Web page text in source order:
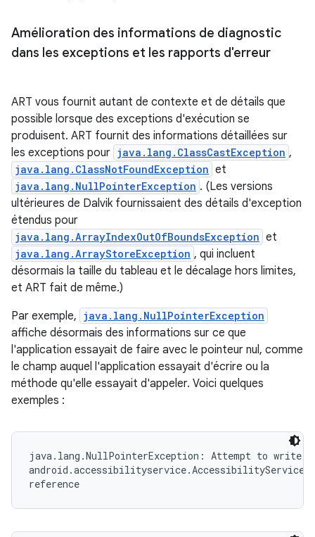
Amélioration des informations de diagnostic
dans les exceptions et les rapports d'erreur
ART vous fournit autant de contexte et de détails que
possible lorsque des exceptions d'exécution se
produisent. ART fournit des informations détaillées sur
les exceptions pour java.lang.ClassCastException ,
java.lang.ClassNotFoundException et
java.lang.NullPointerException . (Les versions
ultérieures de Dalvik fournissaient des détails d'exception
étendus pour
java.lang.ArrayIndexOutOfBoundsException et
java.lang.ArrayStoreException , qui incluent
désormais la taille du tableau et le décalage hors limites,
et ART fait de même.)
Par exemple, java.lang.NullPointerException
affiche désormais des informations sur ce que
l'application essayait de faire avec le pointeur nul, comme
le champ auquel l'application essayait d'écrire ou la
méthode qu'elle essayait d'appeler. Voici quelques
exemples :
java.lang.NullPointerException: Attempt to
reference